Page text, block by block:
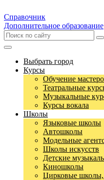
Справочник
Дополнительное образование
Выбрать город
Курсы
Обучение
Театральные
Музыкальные
Курсы вокала
Школы
Языковые школы
Автошколы
Модельные
Школы искусств
Детские
Киношколы
Цирковые школы,